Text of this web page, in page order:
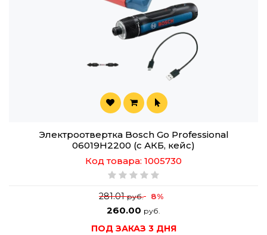
Электроотвертка Bosch Go Professional
06019H2200 (с АКБ, кейс)
Код товара: 1005730
281.01руб. 8%
260.00 руб.
ПОД ЗАКАЗ 3 ДНЯ